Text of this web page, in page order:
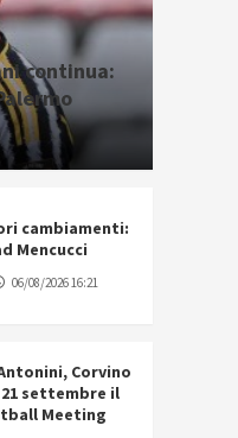
continua:
cambiamenti:
Mencucci
06/08/2026 16:21
Corvino
settembre il
Meeting